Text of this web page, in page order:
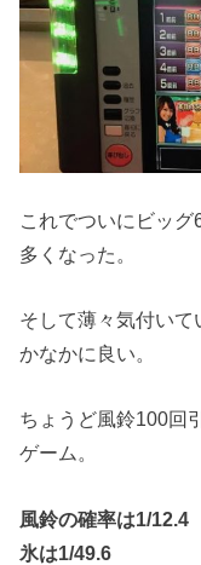
これでついにビッ
多くなった。
そして薄々気付い
かなかに良い。
ちょうど風鈴100回
ゲーム。
風鈴の確率は1/12.4
氷は1/49.6